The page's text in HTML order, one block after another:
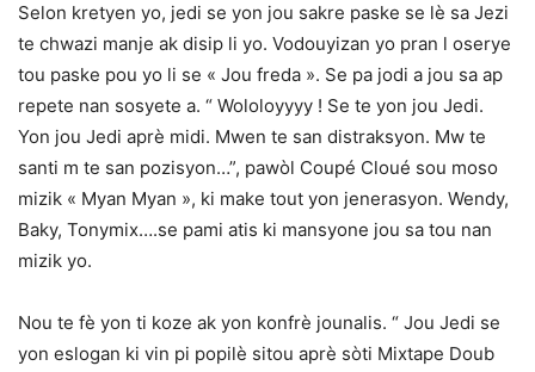
Selon kretyen yo, jedi se yon jou sakre paske se lè sa Jezi
te chwazi manje ak disip li yo. Vodouyizan yo pran l oserye
tou paske pou yo li se « Jou freda ». Se pa jodi a jou sa ap
repete nan sosyete a. “ Wololoyyyy ! Se te yon jou Jedi.
Yon jou Jedi aprè midi. Mwen te san distraksyon. Mw te
santi m te san pozisyon…”, pawòl Coupé Cloué sou moso
mizik « Myan Myan », ki make tout yon jenerasyon. Wendy,
Baky, Tonymix….se pami atis ki mansyone jou sa tou nan
mizik yo.
Nou te fè yon ti koze ak yon konfrè jounalis. “ Jou Jedi se
yon eslogan ki vin pi popilè sitou aprè sòti Mixtape Doub